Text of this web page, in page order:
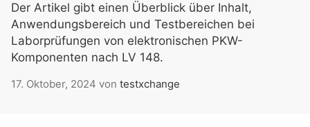
Der Artikel gibt einen Überblick über Inhalt,
Anwendungsbereich und Testbereichen bei
Laborprüfungen von elektronischen PKW-
Komponenten nach LV 148.
17. Oktober, 2024 von testxchange